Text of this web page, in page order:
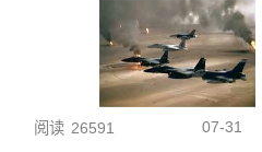
阅读 26591 07-31